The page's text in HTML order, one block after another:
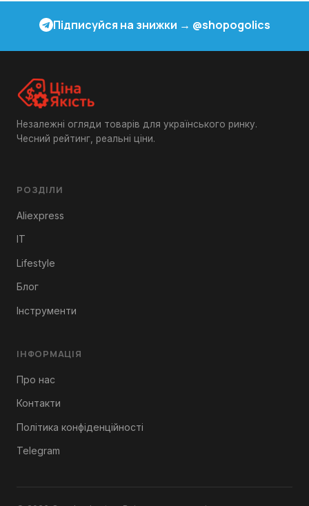
Підписуйся на знижки → @shopogolics
Незалежні огляди товарів для українського ринку.
Чесний рейтинг, реальні ціни.
РОЗДІЛИ
Aliexpress
IT
Lifestyle
Блог
Інструменти
ІНФОРМАЦІЯ
Про нас
Контакти
Політика конфіденційності
Telegram